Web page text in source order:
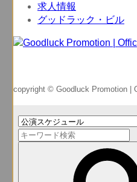
求人情報
グッドラック・ビル
copyright © Goodluck Promotion |